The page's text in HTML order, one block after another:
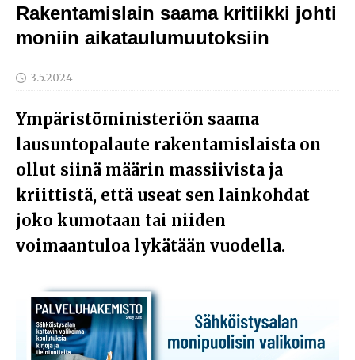
Rakentamislain saama kritiikki johti
moniin aikataulumuutoksiin
3.5.2024
Ympäristöministeriön saama
lausuntopalaute rakentamislaista on
ollut siinä määrin massiivista ja
kriittistä, että useat sen lainkohdat
joko kumotaan tai niiden
voimaantuloa lykätään vuodella.